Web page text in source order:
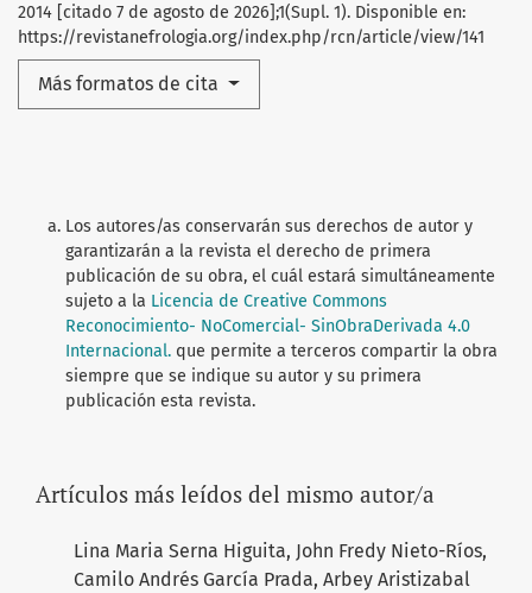
2014 [citado 7 de agosto de 2026];1(Supl. 1). Disponible en:
https://revistanefrologia.org/index.php/rcn/article/view/141
Más formatos de cita
Los autores/as conservarán sus derechos de autor y
garantizarán a la revista el derecho de primera
publicación de su obra, el cuál estará simultáneamente
sujeto a la Licencia de Creative Commons
Reconocimiento- NoComercial- SinObraDerivada 4.0
Internacional. que permite a terceros compartir la obra
siempre que se indique su autor y su primera
publicación esta revista.
Artículos más leídos del mismo autor/a
Lina Maria Serna Higuita, John Fredy Nieto-Ríos,
Camilo Andrés García Prada, Arbey Aristizabal